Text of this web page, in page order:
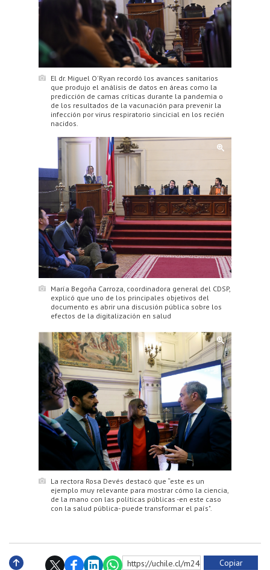
El dr. Miguel O'Ryan recordó los avances sanitarios
que produjo el análisis de datos en áreas como la
predicción de camas críticas durante la pandemia o
de los resultados de la vacunación para prevenir la
infección por virus respiratorio sincicial en los recién
nacidos.
María Begoña Carroza, coordinadora general del CDSP,
explicó que uno de los principales objetivos del
documento es abrir una discusión pública sobre los
efectos de la digitalización en salud
La rectora Rosa Devés destacó que “este es un
ejemplo muy relevante para mostrar cómo la ciencia,
de la mano con las políticas públicas -en este caso
con la salud pública- puede transformar el país".
https://uchile.cl/m240284 Copiar